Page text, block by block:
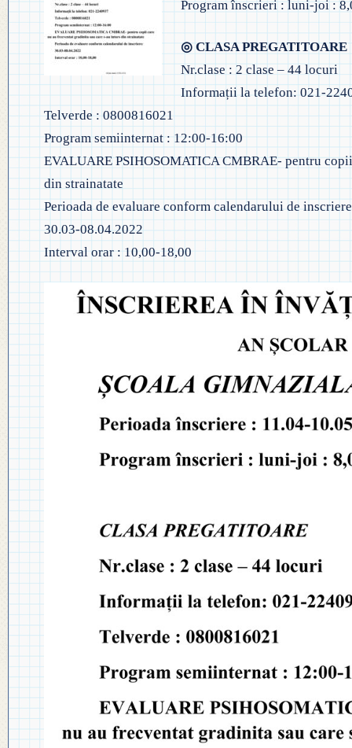
◎ ACHIZIȚII
◎ DOCUMENTE UTILE
◎ REGULAMENT ORGANIZARE
◎ FIȘĂ EVALUARE PERSONAL
◎ ÎNCADRARE PROFESORI
◎ PROFESORI LA CLASE
INSTITUȚIONALĂ
◎ GHID ÎNVĂȚĂMÂNT
◎ CRITERII DE DEPARTAJARE
◎ ORDIN PRIVIND ÎNSCRIEREA
PREȘCOLAR 2025-2026
◎
◎ ORDIN
◎
Program înscrieri : luni-joi :
◎ CLASA PREGATITOARE
Nr.clase : 2 clase – 44 locuri
Informații la telefon: 021-
Telverde : 0800816021
Program semiinternat : 12:00-16:00
EVALUARE PSIHOSOMATICA CMBRAE- pentru
din strainatate
Perioada de evaluare conform calendarului de
30.03-08.04.2022
Interval orar : 10,00-18,00